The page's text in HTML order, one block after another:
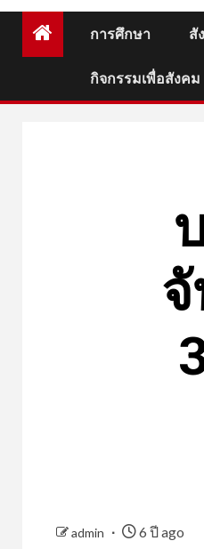
การศึกษา สั
กิจกรรมเพื่อสังคม
admin 6 ปี ago